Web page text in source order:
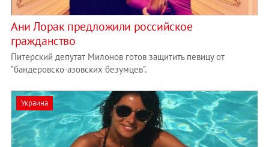
Ани Лорак предложили российское
гражданство
Питерский депутат Милонов готов защитить певицу от
"бандеровско-азовских безумцев".
Украина